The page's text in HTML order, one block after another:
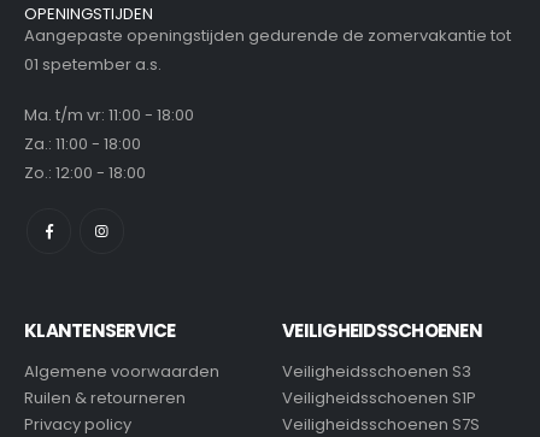
OPENINGSTIJDEN
Aangepaste openingstijden gedurende de zomervakantie tot
01 spetember a.s.
Ma. t/m vr: 11:00 - 18:00
Za.: 11:00 - 18:00
Zo.: 12:00 - 18:00
KLANTENSERVICE
Algemene voorwaarden
Ruilen & retourneren
Privacy policy
VEILIGHEIDSSCHOENEN
Veiligheidsschoenen S3
Veiligheidsschoenen S1P
Veiligheidsschoenen S7S